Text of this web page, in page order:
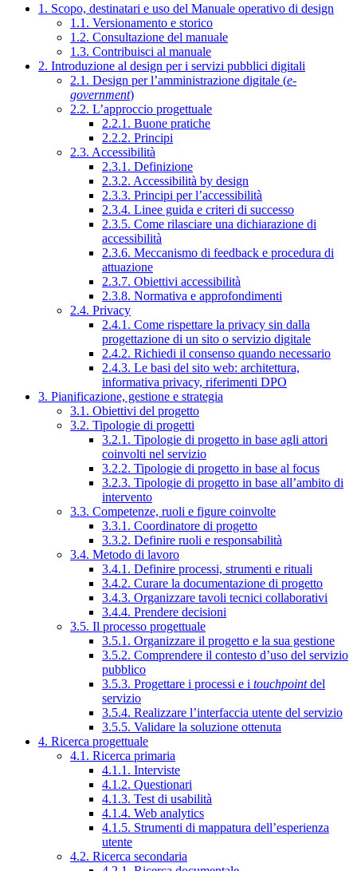
1. Scopo, destinatari e uso del Manuale operativo di design
1.1. Versionamento e storico
1.2. Consultazione del manuale
1.3. Contribuisci al manuale
2. Introduzione al design per i servizi pubblici digitali
2.1. Design per l’amministrazione digitale (e-
government)
2.2. L’approccio progettuale
2.2.1. Buone pratiche
2.2.2. Principi
2.3. Accessibilità
2.3.1. Definizione
2.3.2. Accessibilità by design
2.3.3. Principi per l’accessibilità
2.3.4. Linee guida e criteri di successo
2.3.5. Come rilasciare una dichiarazione di
accessibilità
2.3.6. Meccanismo di feedback e procedura di
attuazione
2.3.7. Obiettivi accessibilità
2.3.8. Normativa e approfondimenti
2.4. Privacy
2.4.1. Come rispettare la privacy sin dalla
progettazione di un sito o servizio digitale
2.4.2. Richiedi il consenso quando necessario
2.4.3. Le basi del sito web: architettura,
informativa privacy, riferimenti DPO
3. Pianificazione, gestione e strategia
3.1. Obiettivi del progetto
3.2. Tipologie di progetti
3.2.1. Tipologie di progetto in base agli attori
coinvolti nel servizio
3.2.2. Tipologie di progetto in base al focus
3.2.3. Tipologie di progetto in base all’ambito di
intervento
3.3. Competenze, ruoli e figure coinvolte
3.3.1. Coordinatore di progetto
3.3.2. Definire ruoli e responsabilità
3.4. Metodo di lavoro
3.4.1. Definire processi, strumenti e rituali
3.4.2. Curare la documentazione di progetto
3.4.3. Organizzare tavoli tecnici collaborativi
3.4.4. Prendere decisioni
3.5. Il processo progettuale
3.5.1. Organizzare il progetto e la sua gestione
3.5.2. Comprendere il contesto d’uso del servizio
pubblico
3.5.3. Progettare i processi e i touchpointdel
servizio
3.5.4. Realizzare l’interfaccia utente del servizio
3.5.5. Validare la soluzione ottenuta
4. Ricerca progettuale
4.1. Ricerca primaria
4.1.1. Interviste
4.1.2. Questionari
4.1.3. Test di usabilità
4.1.4. Web analytics
4.1.5. Strumenti di mappatura dell’esperienza
utente
4.2. Ricerca secondaria